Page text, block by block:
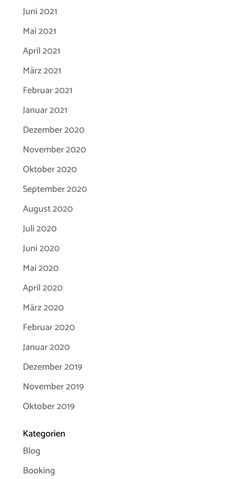
Juni 2021
Mai 2021
April 2021
März 2021
Februar 2021
Januar 2021
Dezember 2020
November 2020
Oktober 2020
September 2020
August 2020
Juli 2020
Juni 2020
Mai 2020
April 2020
März 2020
Februar 2020
Januar 2020
Dezember 2019
November 2019
Oktober 2019
Kategorien
Blog
Booking